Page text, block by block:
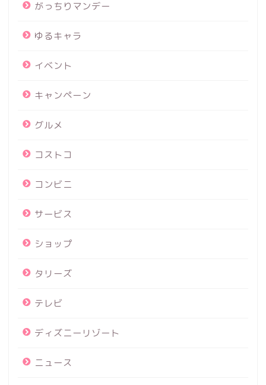
がっちりマンデー
ゆるキャラ
イベント
キャンペーン
グルメ
コストコ
コンビニ
サービス
ショップ
タリーズ
テレビ
ディズニーリゾート
ニュース